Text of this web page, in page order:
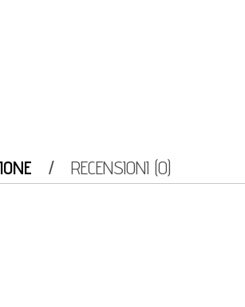
RECENSIONI (0)